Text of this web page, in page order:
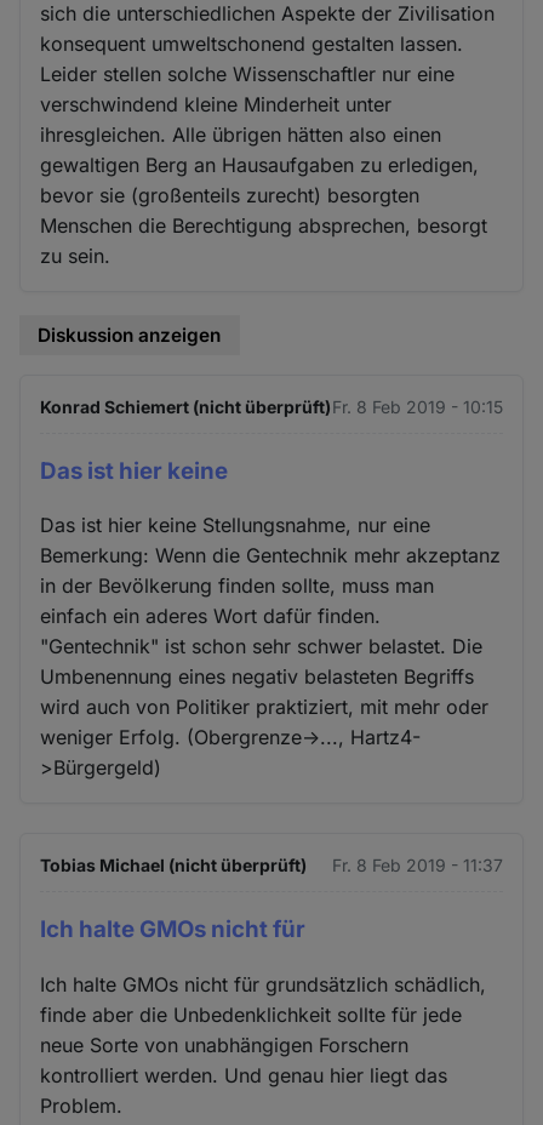
sich die unterschiedlichen Aspekte der Zivilisation
konsequent umweltschonend gestalten lassen.
Leider stellen solche Wissenschaftler nur eine
verschwindend kleine Minderheit unter
ihresgleichen. Alle übrigen hätten also einen
gewaltigen Berg an Hausaufgaben zu erledigen,
bevor sie (großenteils zurecht) besorgten
Menschen die Berechtigung absprechen, besorgt
zu sein.
Diskussion anzeigen
Konrad Schiemert (nicht überprüft)Fr. 8 Feb 2019 - 10:15
Das ist hier keine
Das ist hier keine Stellungsnahme, nur eine
Bemerkung: Wenn die Gentechnik mehr akzeptanz
in der Bevölkerung finden sollte, muss man
einfach ein aderes Wort dafür finden.
"Gentechnik" ist schon sehr schwer belastet. Die
Umbenennung eines negativ belasteten Begriffs
wird auch von Politiker praktiziert, mit mehr oder
weniger Erfolg. (Obergrenze->..., Hartz4-
>Bürgergeld)
Tobias Michael (nicht überprüft) Fr. 8 Feb 2019 - 11:37
Ich halte GMOs nicht für
Ich halte GMOs nicht für grundsätzlich schädlich,
finde aber die Unbedenklichkeit sollte für jede
neue Sorte von unabhängigen Forschern
kontrolliert werden. Und genau hier liegt das
Problem.